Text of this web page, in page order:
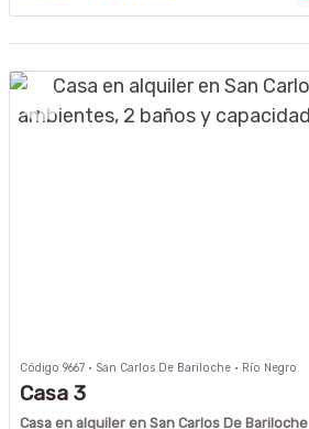
Código 9667 · San Carlos De Bariloche · Río Negro
Casa 3
Casa en alquiler en San Carlos De Bariloche